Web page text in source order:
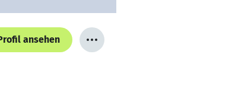
ansehen